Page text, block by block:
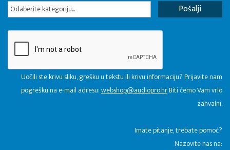
Odaberite kategoriju...
Uočili ste krivu sliku, grešku u tekstu ili krivu informaciju? Prijavite nam
pogrešku na e-mail adresu:webshop@audiopro.hrBiti ćemo Vam vrlo
zahvalni.
​Imate pitanje, trebate pomoć?
Nazovite nas na: